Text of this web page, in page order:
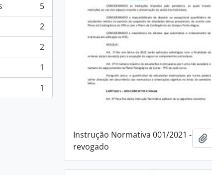
5
2
2
1
1
Instrução Normativa 001/2021 -
revogado